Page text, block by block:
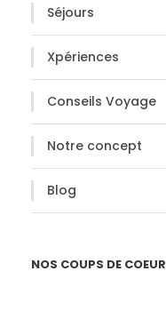
Séjours
Xpériences
Conseils Voyage
Notre concept
Blog
NOS COUPS DE COEUR